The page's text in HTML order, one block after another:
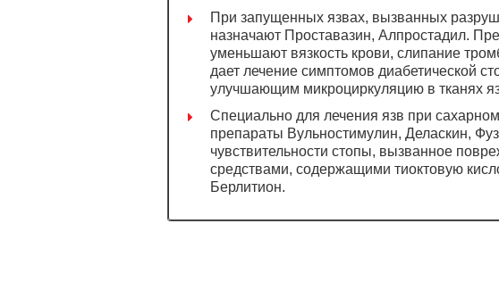
При запущенных язвах, вызванных
назначают Проставазин, Алпростадил.
уменьшают вязкость крови, слипание
дает лечение симптомов диабетической
улучшающим микроциркуляцию в тканях
Специально для лечения язв при
препараты Вульностимулин, Деласкин,
чувствительности стопы, вызванное
средствами, содержащими тиоктовую
Берлитион.